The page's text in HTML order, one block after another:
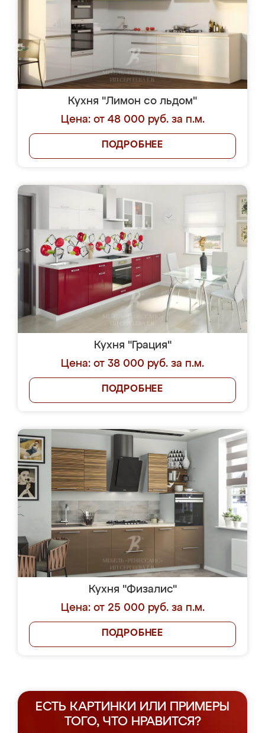
Кухня "Лимон со льдом"
Цена: от 48 000 руб. за п.м.
ПОДРОБНЕЕ
Кухня "Грация"
Цена: от 38 000 руб. за п.м.
ПОДРОБНЕЕ
Кухня "Физалис"
Цена: от 25 000 руб. за п.м.
ПОДРОБНЕЕ
ЕСТЬ КАРТИНКИ ИЛИ ПРИМЕРЫ
ТОГО, ЧТО НРАВИТСЯ?